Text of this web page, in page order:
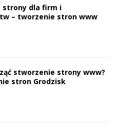
strony dla firm i
– tworzenie stron www
stworzenie strony www?
stron Grodzisk